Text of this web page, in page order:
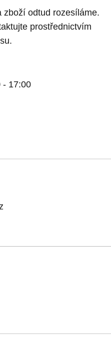
zboží odtud rozesíláme.
prostřednictvím
- 17:00